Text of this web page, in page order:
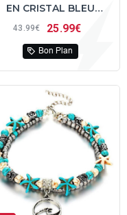
EN CRISTAL BLEU
ROYAL AUTRICHIEN
43 99€ 25 99€
Bon Plan